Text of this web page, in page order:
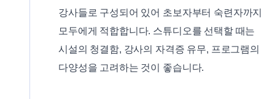
강사들로 구성되어 있어 초보자부터 숙련자까지
모두에게 적합합니다. 스튜디오를 선택할 때는
시설의 청결함, 강사의 자격증 유무, 프로그램의
다양성을 고려하는 것이 좋습니다.